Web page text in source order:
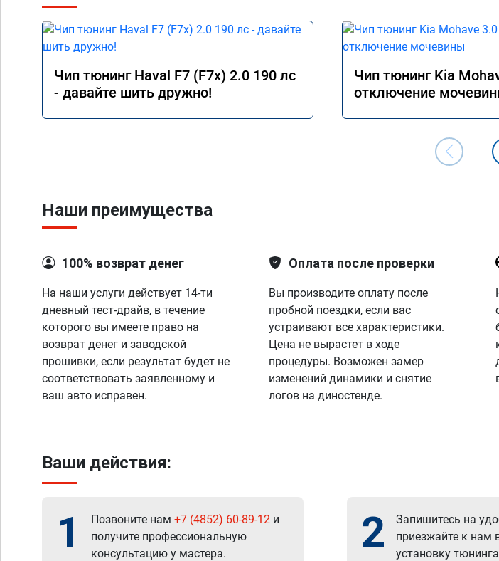
Чип тюнинг Haval F7 (F7x) 2.0 190 лс
- давайте шить дружно!
Чип тюнинг Kia
отключение
Наши преимущества
100% возврат денег
На наши услуги действует 14-ти
дневный тест-драйв, в течение
которого вы имеете право на
возврат денег и заводской
прошивки, если результат будет не
соответствовать заявленному и
ваш авто исправен.
Оплата после проверки
Вы производите оплату после
пробной поездки, если вас
устраивают все характеристики.
Цена не вырастет в ходе
процедуры. Возможен замер
изменений динамики и снятие
логов на диностенде.
Ваши действия:
1 Позвоните нам +7 (4852) 60-89-12 и
получите профессиональную
консультацию у мастера.
2
Запишитесь на
приезжайте к нам
установку